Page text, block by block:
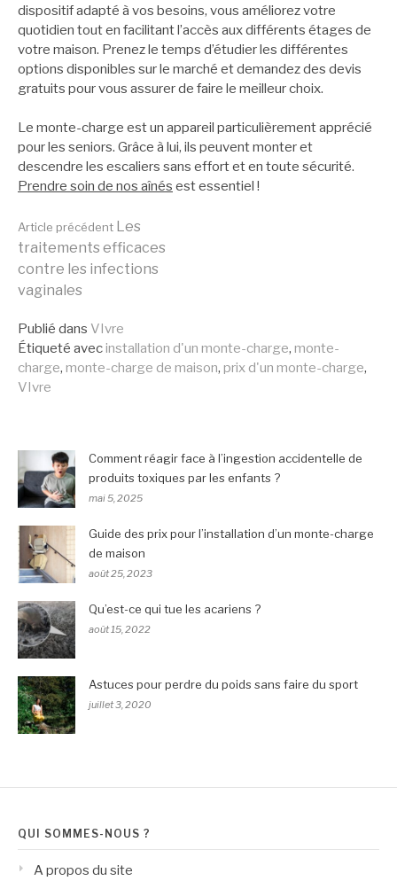
dispositif adapté à vos besoins, vous améliorez votre
quotidien tout en facilitant l’accès aux différents étages de
votre maison. Prenez le temps d’étudier les différentes
options disponibles sur le marché et demandez des devis
gratuits pour vous assurer de faire le meilleur choix.
Le monte-charge est un appareil particulièrement apprécié
pour les seniors. Grâce à lui, ils peuvent monter et
descendre les escaliers sans effort et en toute sécurité.
Prendre soin de nos aînés est essentiel !
Lire
la
suite
Article précédent Les
traitements efficaces
contre les infections
vaginales
Publié dans VIvre
Étiqueté avecinstallation d'un monte-charge, monte-
charge, monte-charge de maison, prix d'un monte-charge,
VIvre
Comment réagir face à l’ingestion accidentelle de
produits toxiques par les enfants ?
mai 5, 2025
Guide des prix pour l’installation d’un monte-charge
de maison
août 25, 2023
Qu’est-ce qui tue les acariens ?
août 15, 2022
Astuces pour perdre du poids sans faire du sport
juillet 3, 2020
QUI SOMMES-NOUS ?
A propos du site